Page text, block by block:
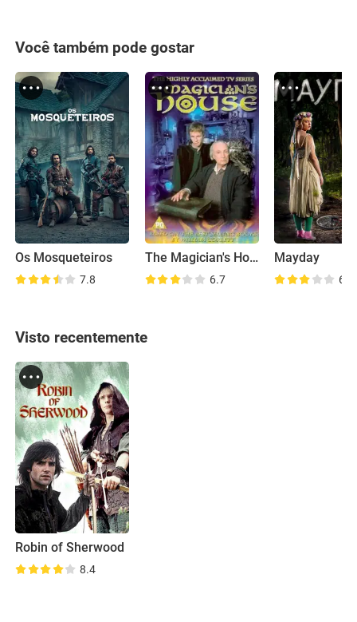
Você também pode gostar
Os Mosqueteiros
7.8
The Magician's House
6.7
Mayday
6.6
Visto recentemente
Robin of Sherwood
8.4